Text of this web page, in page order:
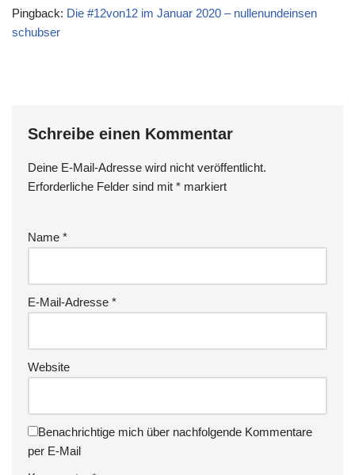
Pingback: Die #12von12 im Januar 2020 – nullenundeinsen
schubser
Schreibe einen Kommentar
Deine E-Mail-Adresse wird nicht veröffentlicht.
Erforderliche Felder sind mit * markiert
Name *
E-Mail-Adresse *
Website
Benachrichtige mich über nachfolgende Kommentare
per E-Mail